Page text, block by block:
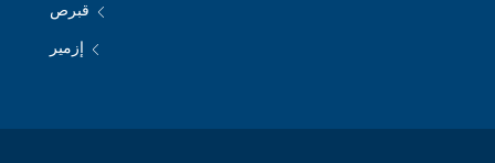
قبرص
إزمير